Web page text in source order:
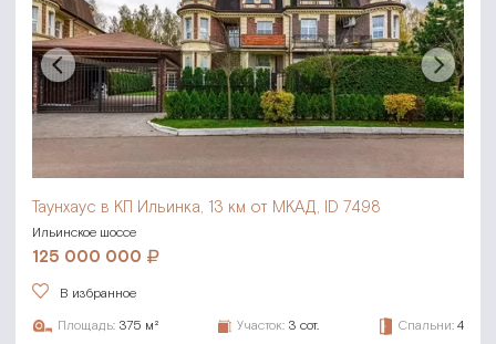
Таунхаус в КП Ильинка, 13 км от МКАД, ID 7498
Ильинское шоссе
125 000 000
В избранное
Площадь: 375 м² Участок: 3 сот. Спальни: 4